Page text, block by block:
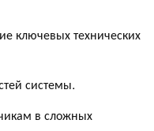
ключевых технических
системы.
в сложных